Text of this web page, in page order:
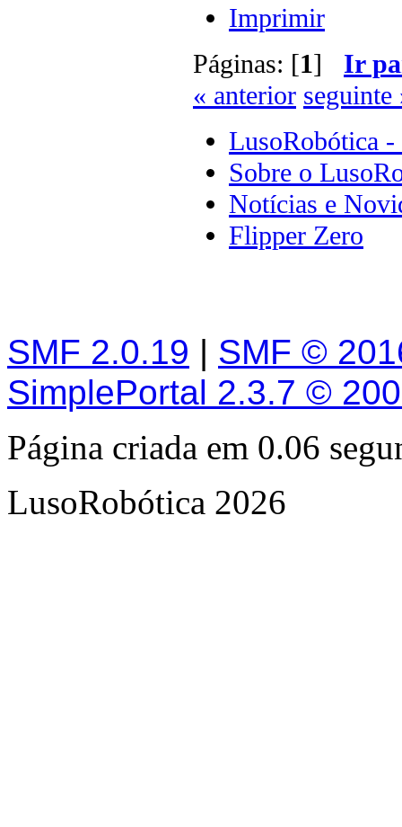
Imprimir
Páginas: [1] Ir
« anterior seguinte
LusoRobótica -
Sobre o
Notícias e
Flipper Zero
SMF 2.0.19 | SMF ©
SimplePortal 2.3.7 ©
Página criada em 0.06
LusoRobótica 2026